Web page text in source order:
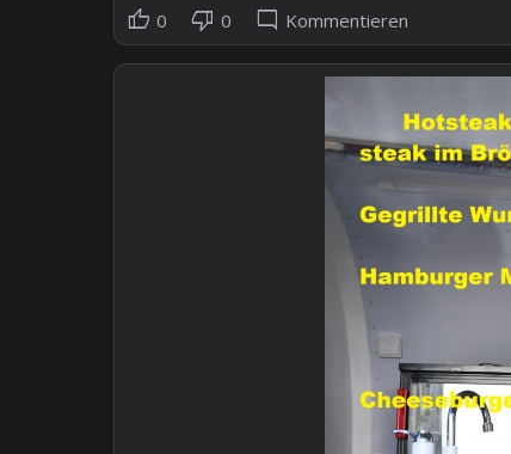
thumb_up 0 thumb_down 0 mode_comment Kommentieren